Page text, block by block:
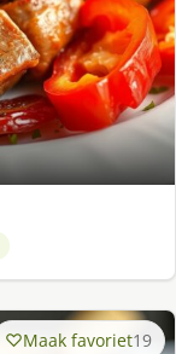
Maak favoriet19